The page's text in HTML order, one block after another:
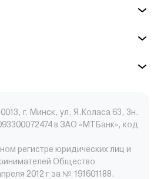
г. Минск, ул. Я.Коласа 63, 3н.
в ЗАО «МТБанк», код
регистре юридических лиц и
Общество
2012 г за № 191601188.